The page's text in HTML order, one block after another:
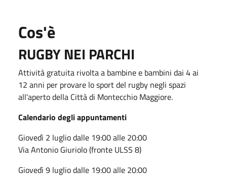
Cos'è
RUGBY NEI PARCHI
Attività gratuita rivolta a bambine e bambini dai 4 ai
12 anni per provare lo sport del rugby negli spazi
all'aperto della Città di Montecchio Maggiore.
Calendario degli appuntamenti
Giovedì 2 luglio dalle 19:00 alle 20:00
Via Antonio Giuriolo (fronte ULSS 8)
Giovedì 9 luglio dalle 19:00 alle 20:00